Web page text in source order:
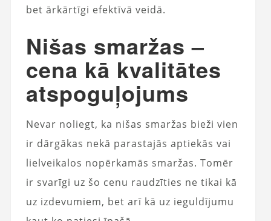
bet ārkārtīgi efektīvā veidā.
Nišas smaržas –
cena kā kvalitātes
atspoguļojums
Nevar noliegt, ka nišas smaržas bieži vien
ir dārgākas nekā parastajās aptiekās vai
lielveikalos nopērkamās smaržas. Tomēr
ir svarīgi uz šo cenu raudzīties ne tikai kā
uz izdevumiem, bet arī kā uz ieguldījumu